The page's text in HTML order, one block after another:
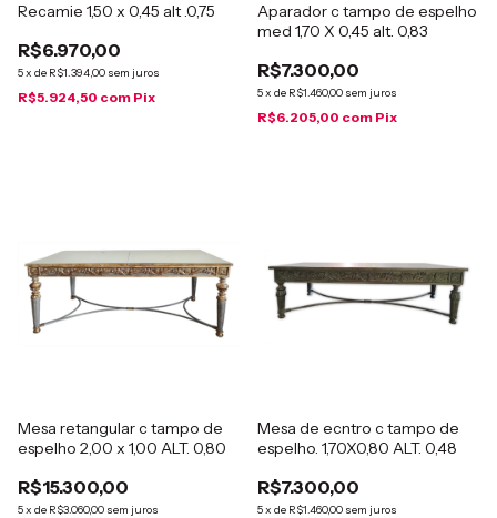
Recamie 1,50 x 0,45 alt .0,75
R$6.970,00
5x de R$1.394,00 sem juros
R$5.924,50 com Pix
Aparador c tampo de espelho
med 1,70 X 0,45 alt. 0,83
R$7.300,00
5x de R$1.460,00 sem juros
R$6.205,00 com Pix
Mesa retangular c tampo de
espelho 2,00 x 1,00 ALT. 0,80
R$15.300,00
5x de R$3.060,00 sem juros
Mesa de ecntro c tampo de
espelho. 1,70X0,80 ALT. 0,48
R$7.300,00
5x de R$1.460,00 sem juros